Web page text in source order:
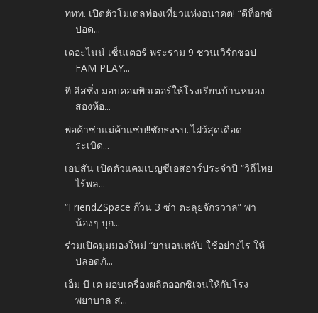
ททท. เปิดตัวโมเดลท่องเที่ยวแห่งอนาคต! “ดีท็อกซ์
ปอด...
เดอะไนน์ เซ็นเตอร์ พระราม 9 ชวนเวิร์กชอป
FAM PLAY...
ที ลีสซิ่ง มอบคอมพิวเตอร์ให้โรงเรียนบ้านหนอง
สองห้อ...
พ่อค้าซ่าแม่ค้าแซ่บ!!ชักธงรบ..ไฝว้สุดเดือด
ระเบิด...
เอปสัน เปิดตัวแคมเปญซีเอสอาร์ประจำปี “วิถีไทย
ไร้พล...
“FriendZSpace ก๊วน 3 ซ่า ตะลุยจักรวาล” พา
น้องๆ บุก...
ร่วมเปิดมุมมองใหม่ “ยานอนหลับ ใช้อย่างไร ให้
ปลอดภั...
เอ็ม บี เค มอบเครื่องผลิตออกซิเจนให้กับโรง
พยาบาล ส...